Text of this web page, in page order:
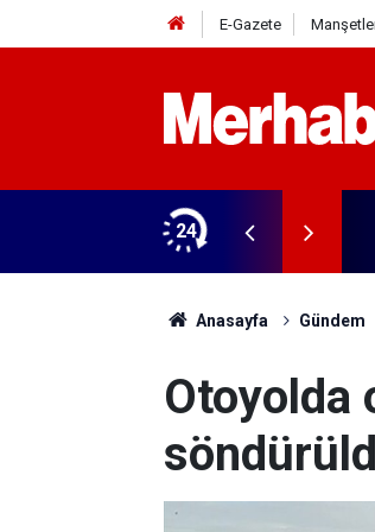
E-Gazete
24
313 beygir motoru var
Anasayfa Gündem
Otoyolda